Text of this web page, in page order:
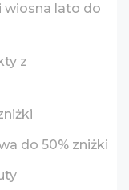
wiosna lato do
z
do 50% zniżki